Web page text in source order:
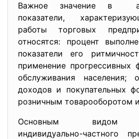
Важное значение в
показатели,
работы торговых
относятся: процент
показатели его
применение
обслуживания населения;
доходов и покупательных
розничным товарооборотом
Основным видом
индивидуально-частного